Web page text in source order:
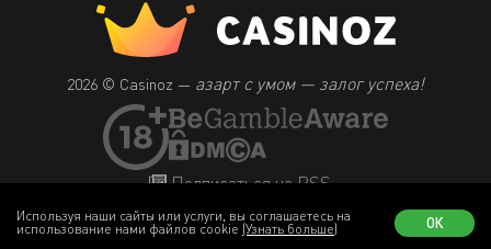
2026 © Casinoz — азарт с умом — залог успеха!
Подписаться на RSS
Используя наши сайты или услуги, вы соглашаетесь на
использование нами файлов cookie (Узнать больше) ОК